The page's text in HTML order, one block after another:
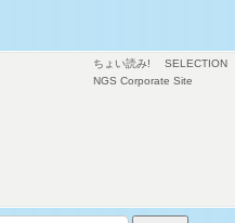
ちょい読み! SELECTION
NGS Corporate Site